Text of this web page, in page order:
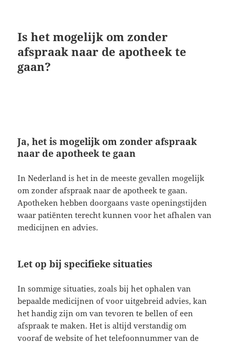
Is het mogelijk om zonder
afspraak naar de apotheek te
gaan?
Ja, het is mogelijk om zonder afspraak
naar de apotheek te gaan
In Nederland is het in de meeste gevallen mogelijk
om zonder afspraak naar de apotheek te gaan.
Apotheken hebben doorgaans vaste openingstijden
waar patiënten terecht kunnen voor het afhalen van
medicijnen en advies.
Let op bij specifieke situaties
In sommige situaties, zoals bij het ophalen van
bepaalde medicijnen of voor uitgebreid advies, kan
het handig zijn om van tevoren te bellen of een
afspraak te maken. Het is altijd verstandig om
vooraf de website of het telefoonnummer van de